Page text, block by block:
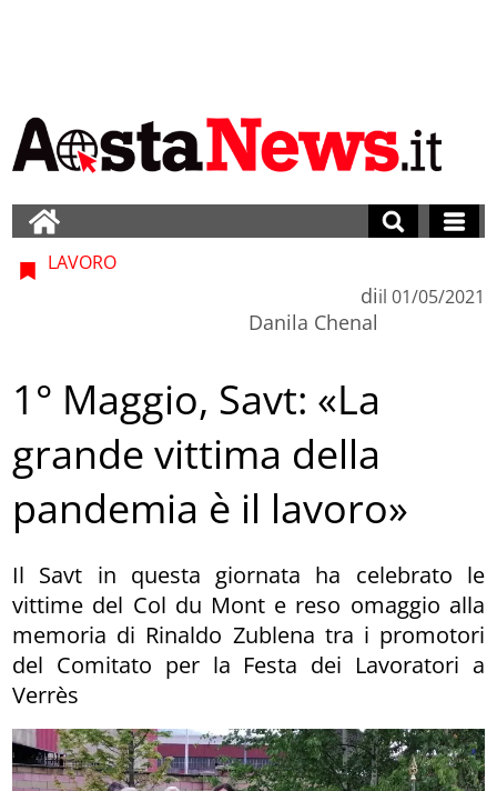
LAVORO
di
Danila Chenal
il 01/05/2021
1° Maggio, Savt: «La
grande vittima della
pandemia è il lavoro»
Il Savt in questa giornata ha celebrato le
vittime del Col du Mont e reso omaggio alla
memoria di Rinaldo Zublena tra i promotori
del Comitato per la Festa dei Lavoratori a
Verrès